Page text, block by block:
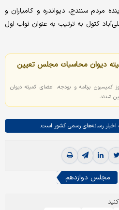
مردم سنندج، دیواندره و کامیاران و
کتول به ترتیب به عنوان نواب اول
دیوان محاسبات مجلس تعیین
کمیسیون برنامه و بودجه، اعضای کمیته دیوان
شدند.
اخبار رسانه‌های رسمی کشور است.
مجلس دوازدهم